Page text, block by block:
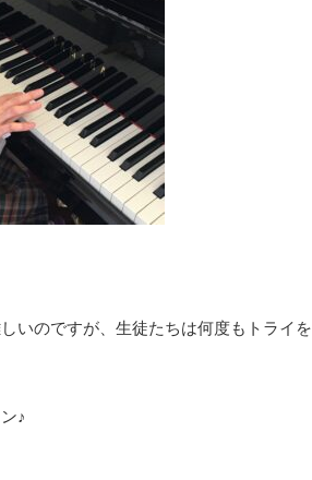
いのですが、生徒たちは何度もトライ
♪